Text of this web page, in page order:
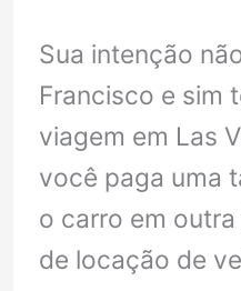
Sua intenção
Francisco e sim
viagem em Las
você paga uma
o carro em
de locação de